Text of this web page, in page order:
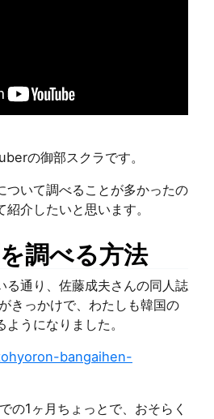
の御部スクラです。
ついて調べることが多かったの
介したいと思います。
調べる方法
る通り、佐藤成夫さんの同人誌
きっかけで、わたしも韓国の
うになりました。
bangaihen-
の1ヶ月ちょっとで、おそらく